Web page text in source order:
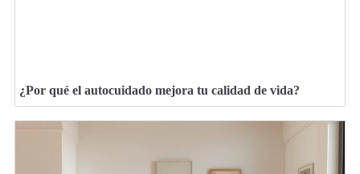
¿Por qué el autocuidado mejora tu calidad de vida?